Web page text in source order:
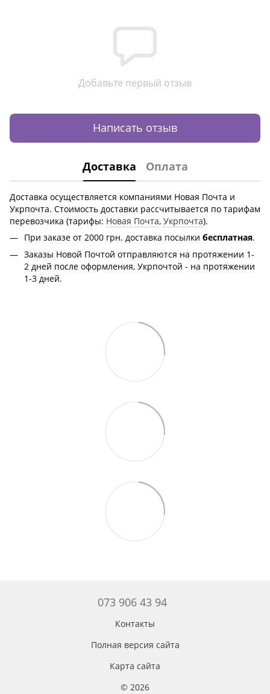
Добавьте первый отзыв
Написать отзыв
Доставка Оплата
Доставка осуществляется компаниями Новая Почта и
Укрпочта. Стоимость доставки рассчитывается по тарифам
перевозчика (тарифы: Новая Почта, Укрпочта).
При заказе от 2000 грн. доставка посылки бесплатная.
Заказы Новой Почтой отправляются на протяжении 1-
2 дней после оформления, Укрпочтой - на протяжении
1-3 дней.
073 906 43 94
Контакты
Полная версия сайта
Карта сайта
© 2026